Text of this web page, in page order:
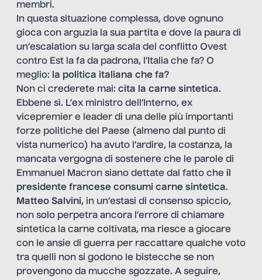
membri.
In questa situazione complessa, dove ognuno
gioca con arguzia la sua partita e dove la paura di
un’escalation su larga scala del conflitto Ovest
contro Est la fa da padrona, l’Italia che fa? O
meglio: la politica italiana che fa?
Non ci crederete mai: cita la carne sintetica.
Ebbene sì. L’ex ministro dell’Interno, ex
vicepremier e leader di una delle più importanti
forze politiche del Paese (almeno dal punto di
vista numerico) ha avuto l’ardire, la costanza, la
mancata vergogna di sostenere che le parole di
Emmanuel Macron siano dettate dal fatto che il
presidente francese consumi carne sintetica.
Matteo Salvini, in un’estasi di consenso spiccio,
non solo perpetra ancora l’errore di chiamare
sintetica la carne coltivata, ma riesce a giocare
con le ansie di guerra per raccattare qualche voto
tra quelli non si godono le bistecche se non
provengono da mucche sgozzate. A seguire,